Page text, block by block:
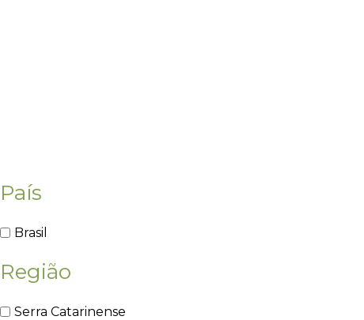
País
Brasil
Região
Serra Catarinense